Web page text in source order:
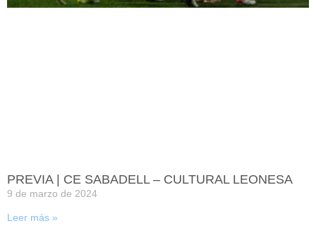
PREVIA | CE SABADELL – CULTURAL LEONESA
9 de marzo de 2024
Leer más »